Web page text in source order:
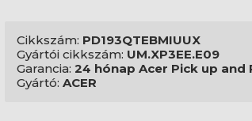
Cikkszám: PD193QTEBMIUUX
Gyártói cikkszám: UM.XP3EE.E09
Garancia: 24 hónap Acer Pick up and
Gyártó: ACER